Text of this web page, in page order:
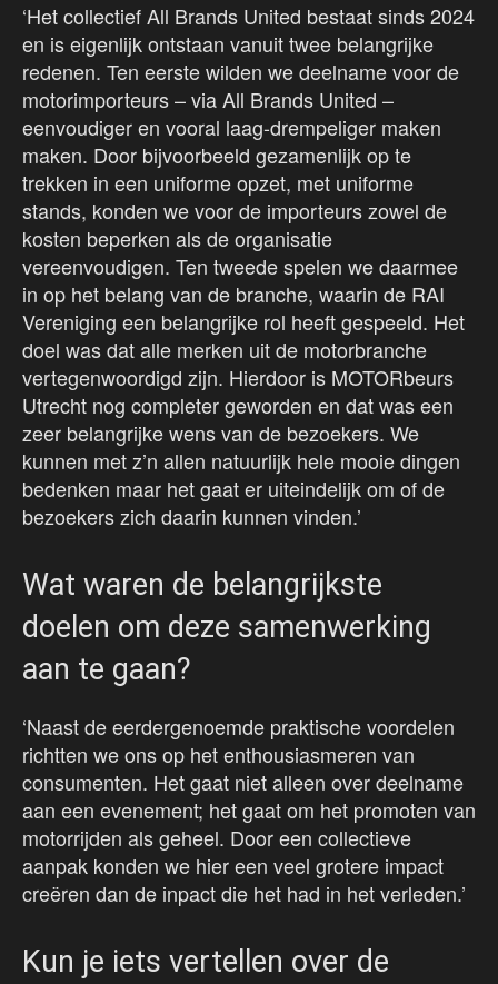
‘Het collectief All Brands United bestaat sinds 2024
en is eigenlijk ontstaan vanuit twee belangrijke
redenen. Ten eerste wilden we deelname voor de
motorimporteurs – via All Brands United –
eenvoudiger en vooral laag-drempeliger maken
maken. Door bijvoorbeeld gezamenlijk op te
trekken in een uniforme opzet, met uniforme
stands, konden we voor de importeurs zowel de
kosten beperken als de organisatie
vereenvoudigen. Ten tweede spelen we daarmee
in op het belang van de branche, waarin de RAI
Vereniging een belangrijke rol heeft gespeeld. Het
doel was dat alle merken uit de motorbranche
vertegenwoordigd zijn. Hierdoor is MOTORbeurs
Utrecht nog completer geworden en dat was een
zeer belangrijke wens van de bezoekers. We
kunnen met z’n allen natuurlijk hele mooie dingen
bedenken maar het gaat er uiteindelijk om of de
bezoekers zich daarin kunnen vinden.’
Wat waren de belangrijkste
doelen om deze samenwerking
aan te gaan?
‘Naast de eerdergenoemde praktische voordelen
richtten we ons op het enthousiasmeren van
consumenten. Het gaat niet alleen over deelname
aan een evenement; het gaat om het promoten van
motorrijden als geheel. Door een collectieve
aanpak konden we hier een veel grotere impact
creëren dan de inpact die het had in het verleden.’
Kun je iets vertellen over de